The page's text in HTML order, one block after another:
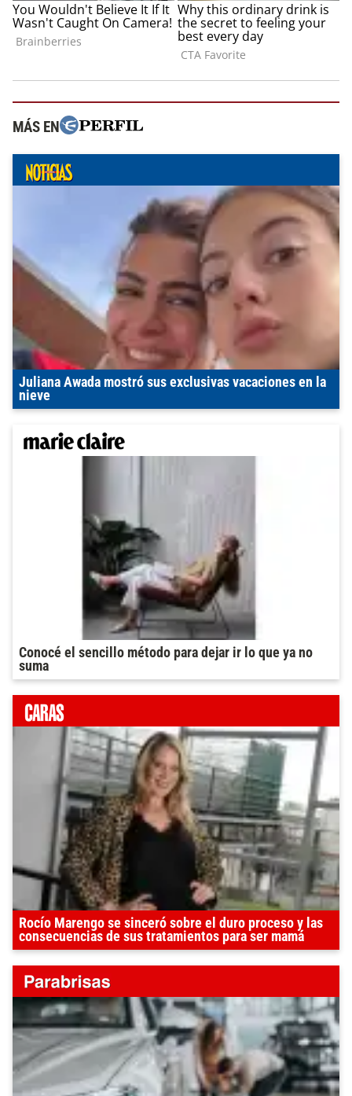
MÁS EN
Juliana Awada mostró sus exclusivas vacaciones en la
nieve
Conocé el sencillo método para dejar ir lo que ya no
suma
Rocío Marengo se sinceró sobre el duro proceso y las
consecuencias de sus tratamientos para ser mamá